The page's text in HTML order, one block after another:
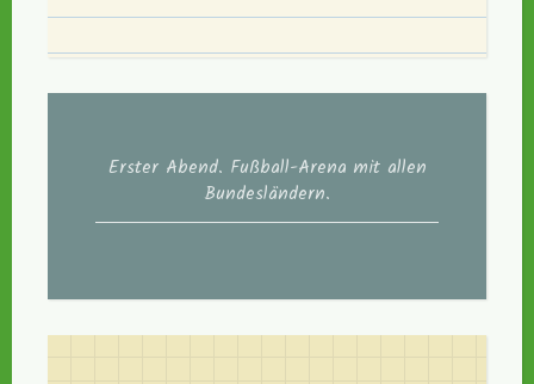
Erster Abend. Fußball-Arena mit allen
Bundesländern.